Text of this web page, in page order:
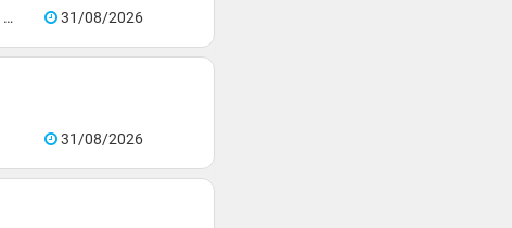
31/08/2026
31/08/2026